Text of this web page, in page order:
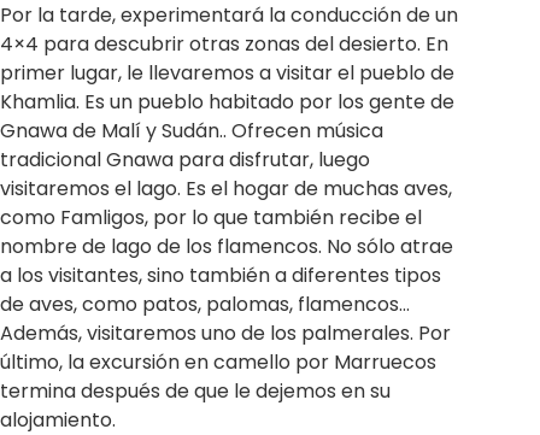
Por la tarde, experimentará la conducción de un
4×4 para descubrir otras zonas del desierto. En
primer lugar, le llevaremos a visitar el pueblo de
Khamlia. Es un pueblo habitado por los gente de
Gnawa de Malí y Sudán.. Ofrecen música
tradicional Gnawa para disfrutar, luego
visitaremos el lago. Es el hogar de muchas aves,
como Famligos, por lo que también recibe el
nombre de lago de los flamencos. No sólo atrae
a los visitantes, sino también a diferentes tipos
de aves, como patos, palomas, flamencos…
Además, visitaremos uno de los palmerales. Por
último, la excursión en camello por Marruecos
termina después de que le dejemos en su
alojamiento.